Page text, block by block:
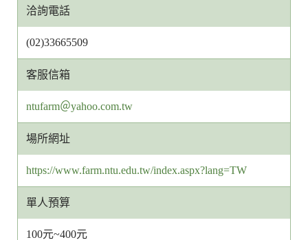
洽詢電話
(02)33665509
客服信箱
客
服
信
網
址
ntufarm＠yahoo.com.tw
場所網址
https://www.farm.ntu.edu.tw/index.aspx?lang=TW
單人預算
100元~400元